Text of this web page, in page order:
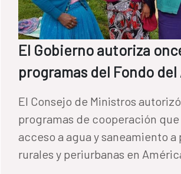
El Gobierno autoriza
programas del Fondo del
El Consejo de Ministros
programas de cooperación
acceso a agua y saneamiento
rurales y periurbanas en